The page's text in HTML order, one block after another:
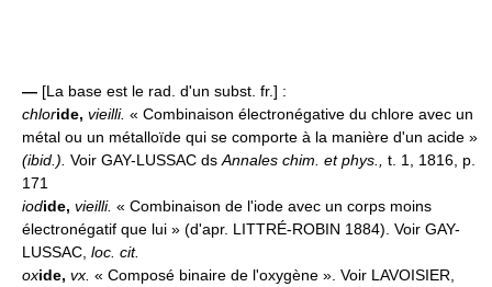
— [La base est le rad. d'un subst. fr.] :
chloride, vieilli. « Combinaison électronégative du chlore avec un
métal ou un métalloïde qui se comporte à la manière d'un acide »
(ibid.). Voir GAY-LUSSAC ds Annales chim. et phys., t. 1, 1816, p.
171
iodide, vieilli. « Combinaison de l'iode avec un corps moins
électronégatif que lui » (d'apr. LITTRÉ-ROBIN 1884). Voir GAY-
LUSSAC, loc. cit.
oxide, vx. « Composé binaire de l'oxygène ». Voir LAVOISIER,